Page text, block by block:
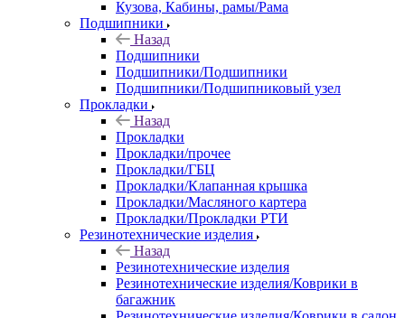
Кузова, Кабины, рамы/Рама
Подшипники
Назад
Подшипники
Подшипники/Подшипники
Подшипники/Подшипниковый узел
Прокладки
Назад
Прокладки
Прокладки/прочее
Прокладки/ГБЦ
Прокладки/Клапанная крышка
Прокладки/Масляного картера
Прокладки/Прокладки РТИ
Резинотехнические изделия
Назад
Резинотехнические изделия
Резинотехнические изделия/Коврики в
багажник